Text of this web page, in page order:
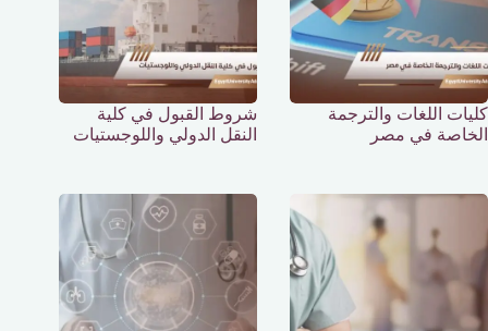
كليات اللغات والترجمة
الخاصة في مصر
شروط القبول في كلية
النقل الدولي واللوجستيات